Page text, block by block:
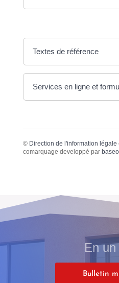
Textes de référence
Services en ligne et
© Direction de l'information légale
comarquage developpé par
En
Bulletin